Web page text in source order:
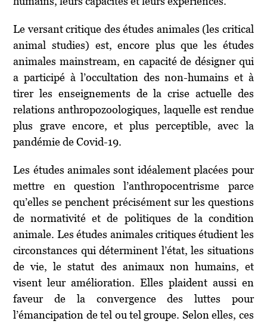
Le versant critique des études animales (les critical
animal studies) est, encore plus que les études
animales mainstream, en capacité de désigner qui
a participé à l’occultation des non-humains et à
tirer les enseignements de la crise actuelle des
relations anthropozoologiques, laquelle est rendue
plus grave encore, et plus perceptible, avec la
pandémie de Covid-19.
Les études animales sont idéalement placées pour
mettre en question l’anthropocentrisme parce
qu’elles se penchent précisément sur les questions
de normativité et de politiques de la condition
animale. Les études animales critiques étudient les
circonstances qui déterminent l’état, les situations
de vie, le statut des animaux non humains, et
visent leur amélioration. Elles plaident aussi en
faveur de la convergence des luttes pour
l’émancipation de tel ou tel groupe. Selon elles, ces